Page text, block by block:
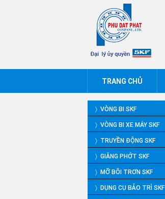
TRANG CHỦ
〉 VÒNG BI SKF
〉 VÒNG BI XE MÁY SKF
〉 TRUYỀN ĐỘNG SKF
〉 GIĂNG PHỚT SKF
〉 MỠ BÔI TRƠN SKF
〉 DỤNG CỤ BẢO TRÌ SKF